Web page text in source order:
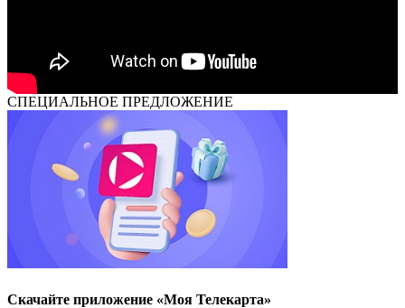
СПЕЦИАЛЬНОЕ ПРЕДЛОЖЕНИЕ
Скачайте приложение «Моя Телекарта»